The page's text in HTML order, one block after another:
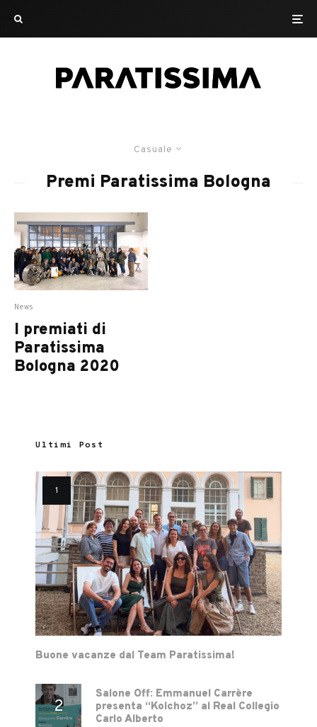
Casuale
Premi Paratissima Bologna
News
I premiati di
Paratissima
Bologna 2020
Ultimi Post
Buone vacanze dal Team Paratissima!
Salone Off: Emmanuel Carrère
presenta “Kolchoz” al Real Collegio
Carlo Alberto